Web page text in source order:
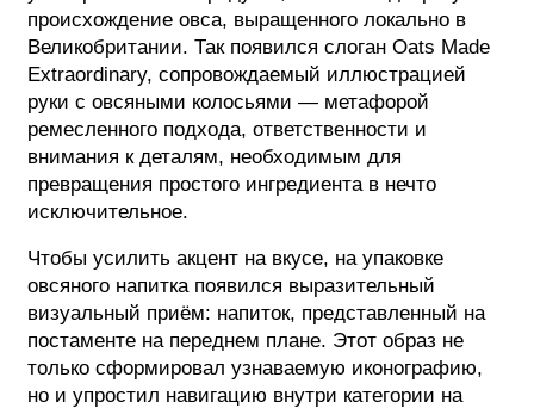
происхождение овса, выращенного локально в
Великобритании. Так появился слоган Oats Made
Extraordinary, сопровождаемый иллюстрацией
руки с овсяными колосьями — метафорой
ремесленного подхода, ответственности и
внимания к деталям, необходимым для
превращения простого ингредиента в нечто
исключительное.
Чтобы усилить акцент на вкусе, на упаковке
овсяного напитка появился выразительный
визуальный приём: напиток, представленный на
постаменте на переднем плане. Этот образ не
только сформировал узнаваемую иконографию,
но и упростил навигацию внутри категории на